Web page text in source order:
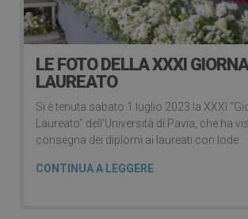
LE FOTO DELLA XXXI
LAUREATO
Si è tenuta sabato 1 luglio 2023 la XXXI
Laureato” dell’Università di Pavia, che ha
consegna dei diplomi ai laureati con lode.
CONTINUA A LEGGERE